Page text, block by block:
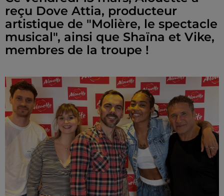
reçu Dove Attia, producteur
artistique de "Molière, le spectacle
musical", ainsi que Shaïna et Vike,
membres de la troupe !